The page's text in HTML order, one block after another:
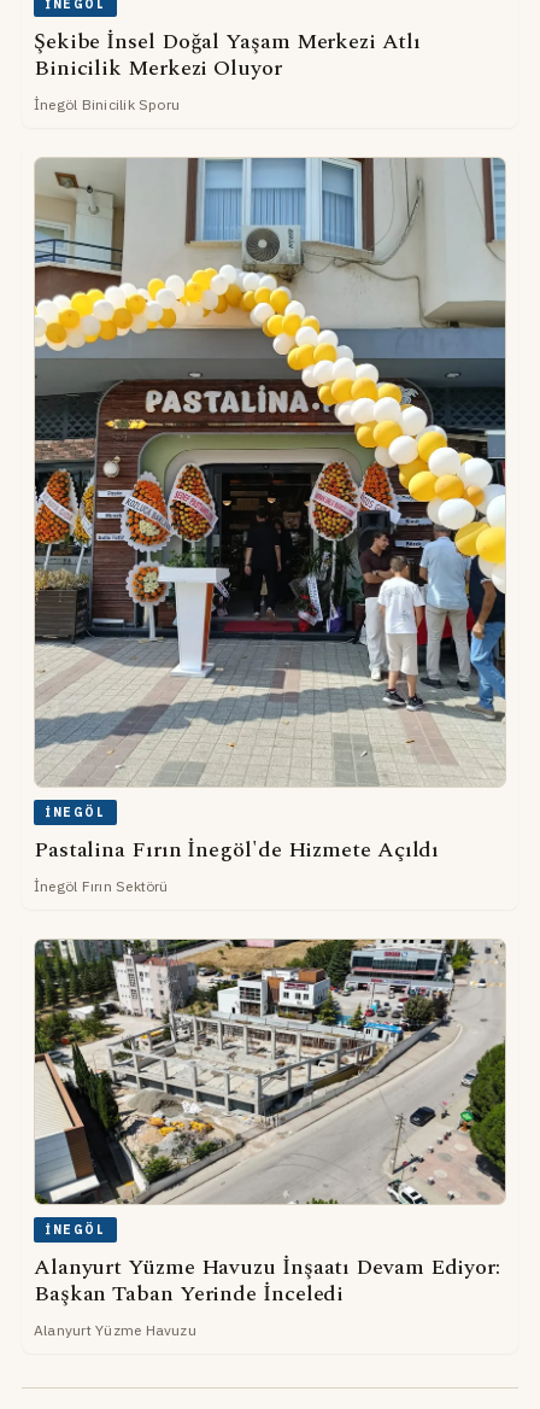
İNEGÖL
Şekibe İnsel Doğal Yaşam Merkezi Atlı
Binicilik Merkezi Oluyor
İnegöl Binicilik Sporu
İNEGÖL
Pastalina Fırın İnegöl'de Hizmete Açıldı
İnegöl Fırın Sektörü
İNEGÖL
Alanyurt Yüzme Havuzu İnşaatı Devam Ediyor:
Başkan Taban Yerinde İnceledi
Alanyurt Yüzme Havuzu